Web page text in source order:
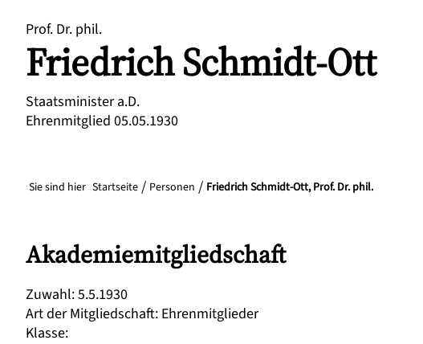
Prof. Dr. phil.
FriedrichSchmidt-Ott
Staatsminister a.D.
Ehrenmitglied 05.05.1930
Sie sind hier Startseite Personen Friedrich Schmidt-Ott, Prof. Dr. phil.
Akademiemitgliedschaft
Zuwahl:5.5.1930
Art der Mitgliedschaft: Ehrenmitglieder
Klasse: